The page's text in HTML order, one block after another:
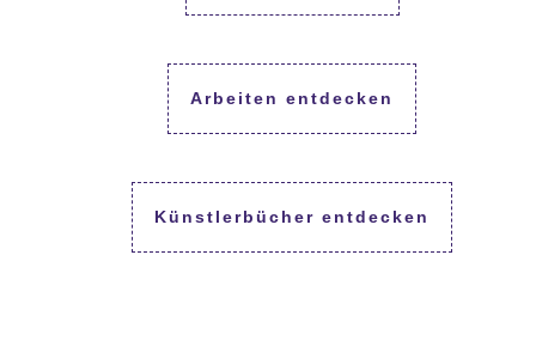
Arbeiten entdecken
Künstlerbücher entdecken